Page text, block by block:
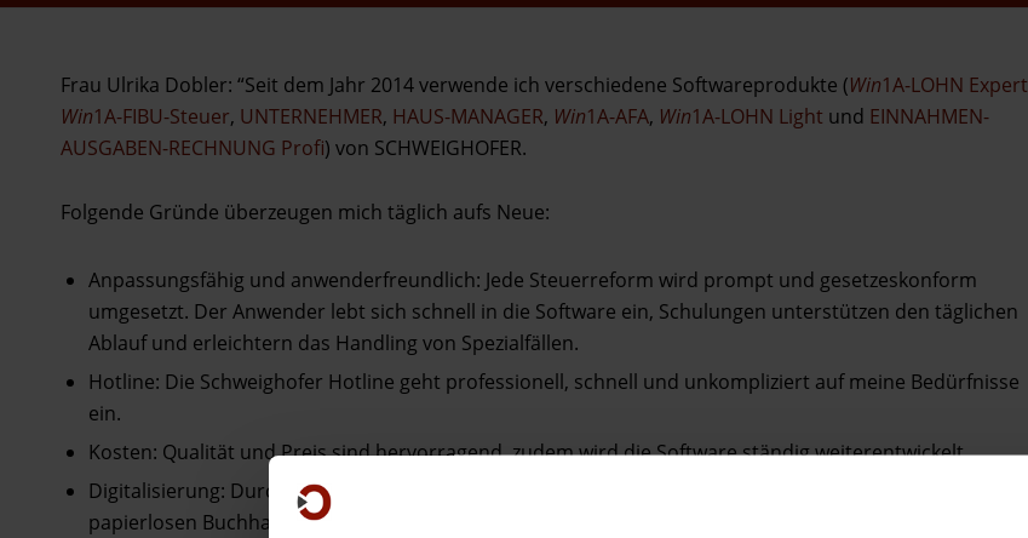
Frau Ulrika Dobler: “Seit dem Jahr 2014 verwende ich verschiedene Softwareprodukte (Win1A-LOHN Expert
Win1A-FIBU-Steuer, UNTERNEHMER, HAUS-MANAGER, Win1A-AFA, Win1A-LOHN Light und EINNAHMEN-
AUSGABEN-RECHNUNG Profi) von SCHWEIGHOFER.
Folgende Gründe überzeugen mich täglich aufs Neue:
Anpassungsfähig und anwenderfreundlich: Jede Steuerreform wird prompt und gesetzeskonform
umgesetzt. Der Anwender lebt sich schnell in die Software ein, Schulungen unterstützen den täglichen
Ablauf und erleichtern das Handling von Spezialfällen.
Hotline: Die Schweighofer Hotline geht professionell, schnell und unkompliziert auf meine Bedürfnisse
ein.
Kosten: Qualität und Preis sind hervorragend, zudem wird die Software ständig weiterentwickelt.
Digitalisierung: Durch die digitale Belegverwaltung wird der Alltag extrem erleichtert. Mit der
papierlosen Buchhaltung können Rechnungen automatisch eingebucht werden. SEPA-Überweisungen